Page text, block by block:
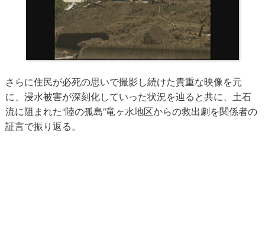
さらに住民が必死の思いで撮影し続けた貴重な映像を元
に、浸水被害が深刻化していった状況を辿ると共に、土石
流に阻まれた“陸の孤島”竜ヶ水地区からの救出劇を関係者の
証言で振り返る。